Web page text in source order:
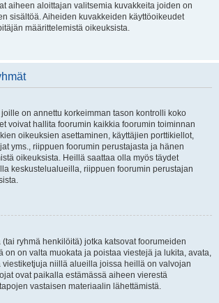
aiheen aloittajan valitsemia kuvakkeita joiden on
sisältöä. Aiheiden kuvakkeiden käyttöoikeudet
määrittelemistä oikeuksista.
on annettu korkeimman tason kontrolli koko
voivat hallita foorumin kaikkia foorumin toiminnan
oikeuksien asettaminen, käyttäjien porttikiellot,
yms., riippuen foorumin perustajasta ja hänen
oikeuksista. Heillä saattaa olla myös täydet
keskustelualueilla, riippuen foorumin perustajan
ryhmä henkilöitä) jotka katsovat foorumeiden
on on valta muokata ja poistaa viestejä ja lukita, avata,
viestiketjuja niillä alueilla joissa heillä on valvojan
ovat paikalla estämässä aiheen vierestä
vastaisen materiaalin lähettämistä.